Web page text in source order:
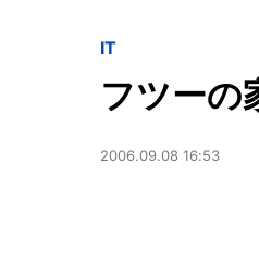
IT
フツーの
2006.09.08 16:53